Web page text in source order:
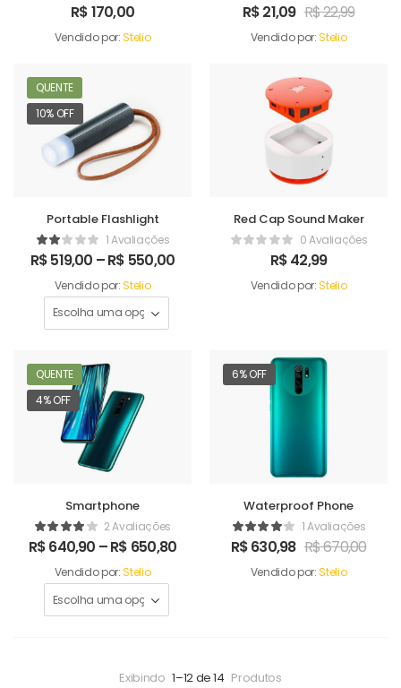
R$170,00
Vendido por:Stelio
R$21,09 R$22,99
Vendido por:Stelio
QUENTE
10% OFF
Portable Flashlight
1 Avaliações
R$519,00 –R$ 550,00
Vendido por:Stelio
Red Cap Sound Maker
0 Avaliações
R$42,99
Vendido por:Stelio
QUENTE
4% OFF
Smartphone
2 Avaliações
R$640,90 –R$ 650,80
Vendido por:Stelio
6% OFF
Waterproof Phone
1 Avaliações
R$630,98 R$670,00
Vendido por:Stelio
Exibindo 1–12 de 14 Produtos